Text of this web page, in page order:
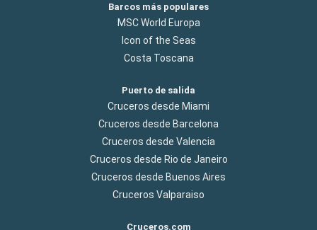
Barcos más populares
MSC World Europa
Icon of the Seas
Costa Toscana
Puerto de salida
Cruceros desde Miami
Cruceros desde Barcelona
Cruceros desde Valencia
Cruceros desde Rio de Janeiro
Cruceros desde Buenos Aires
Cruceros Valparaiso
Cruceros.com